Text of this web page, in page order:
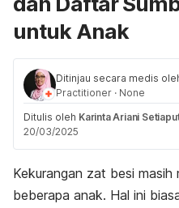
untuk Anak
Ditinjau secara medis
Practitioner · None
Ditulis oleh Karinta Ariani
20/03/2025
Kekurangan zat besi masih
beberapa anak. Hal ini